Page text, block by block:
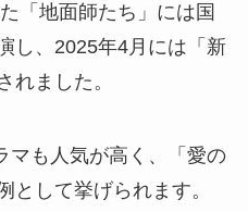
「地面師たち」には国
し、2025年4月には「新
れました。
マも人気が高く、「愛の
として挙げられます。